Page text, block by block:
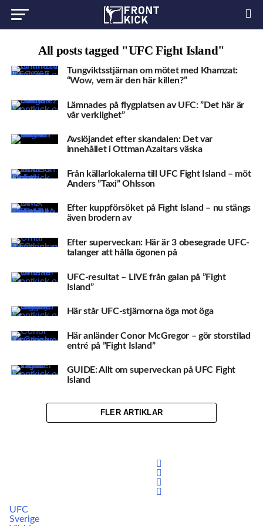
All posts tagged "UFC Fight Island"
Tungviktsstjärnan om mötet med Khamzat:
“Wow, vem är den här killen?”
Lämnades på flygplatsen av UFC: ”Det här är
vår verklighet”
Avslöjandet efter skandalen: Det var
innehållet i Ottman Azaitars väska
Från källarlokalerna till UFC Fight Island – möt
Anders ”Taxi” Ohlsson
Efter kuppförsöket på Fight Island – nu stängs
även brodern av
Efter superveckan: Här är 3 obesegrade UFC-
talanger att hålla ögonen på
UFC-resultat – LIVE från galan på ”Fight
Island”
Här står UFC-stjärnorna öga mot öga
Här anländer Conor McGregor – gör storstilad
entré på ”Fight Island”
GUIDE: Allt om superveckan på UFC Fight
Island
FLER ARTIKLAR
UFC
Sverige